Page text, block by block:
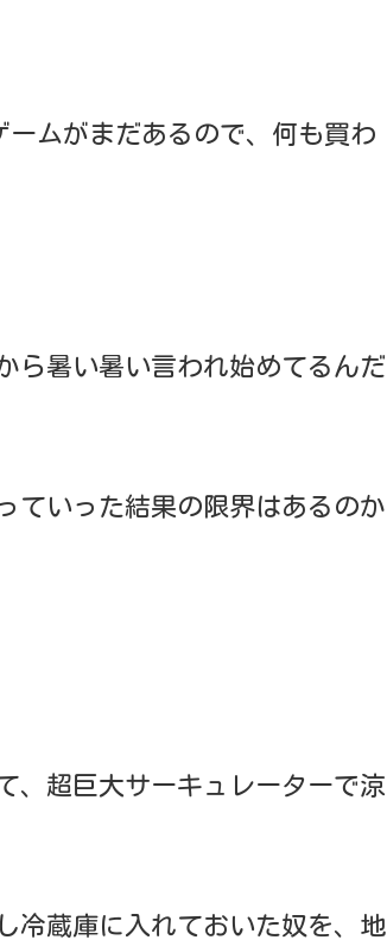
ームがまだあるので、何も買わ
ら暑い暑い言われ始めてるんだ
ていった結果の限界はあるのか
、超巨大サーキュレーターで涼
冷蔵庫に入れておいた奴を、地